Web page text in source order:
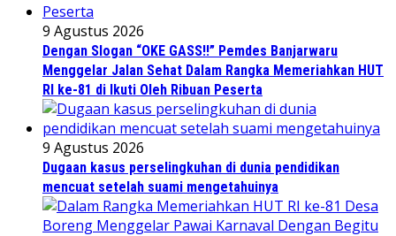
9 Agustus 2026
Dengan Slogan “OKE GASS!!” Pemdes Banjarwaru
Menggelar Jalan Sehat Dalam Rangka Memeriahkan HUT
RI ke-81 di Ikuti Oleh Ribuan Peserta
9 Agustus 2026
Dugaan kasus perselingkuhan di dunia pendidikan
mencuat setelah suami mengetahuinya